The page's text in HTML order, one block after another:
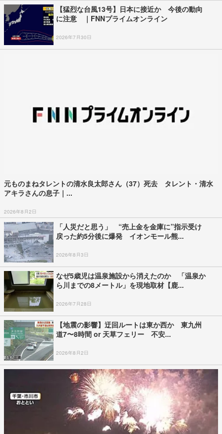
【猛烈な台風13号】日本に接近か 今後の動向
に注意 ｜FNNプライムオンライン
2026年7月30日
元ものまねタレントの清水良太郎さん（37）死去 タレント・清水
アキラさんの息子｜...
2026年8月2日
「人災だと思う」 “売上金を金庫に”指示受け
戻った約5分後に爆発 イオンモール熊...
2026年8月3日
なぜ5歳児は温泉施設から消えたのか 「温泉か
ら川までの8メートル」を現地取材【鹿...
2026年7月28日
【地震の影響】迂回ルートは東か西か 東九州
道7〜8時間 or 天草フェリー 不安...
2026年8月2日